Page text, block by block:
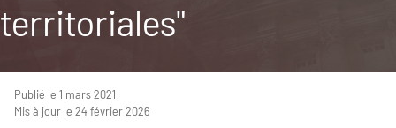
territoriales"
Publié le 1 mars 2021
Mis à jour le 24 février 2026